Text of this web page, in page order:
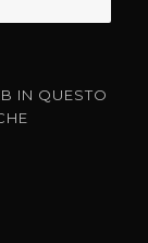
IN QUESTO